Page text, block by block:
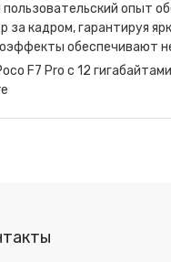
опыт
за кадром, гарантируя
обеспечивают
F7 Pro с 12